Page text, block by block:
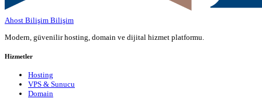
Ahost Bilişim Bilişim
Modern, güvenilir hosting, domain ve dijital hizmet platformu.
Hizmetler
Hosting
VPS & Sunucu
Domain